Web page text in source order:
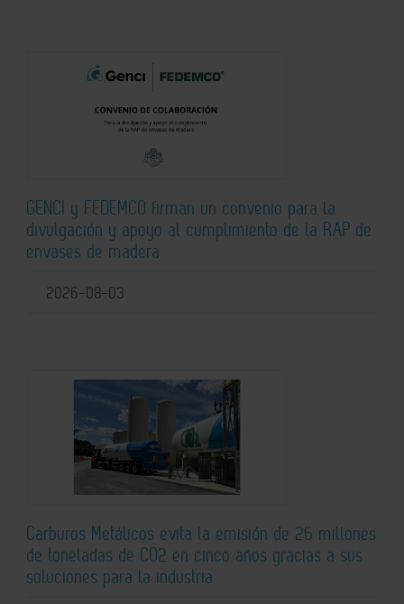
GENCI y FEDEMCO firman un convenio para la
divulgación y apoyo al cumplimiento de la RAP de
envases de madera
2026-08-03
Carburos Metálicos evita la emisión de 26 millones
de toneladas de CO2 en cinco años gracias a sus
soluciones para la industria